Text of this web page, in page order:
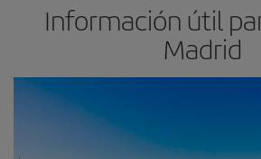
Información útil
Madrid